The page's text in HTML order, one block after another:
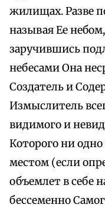
жилищах. Разве
называя Ее
заручившись
небесами Она
Создатель и
Измыслитель
видимого и
Которого ни одно
местом (если
объемлет в себе
бессеменно